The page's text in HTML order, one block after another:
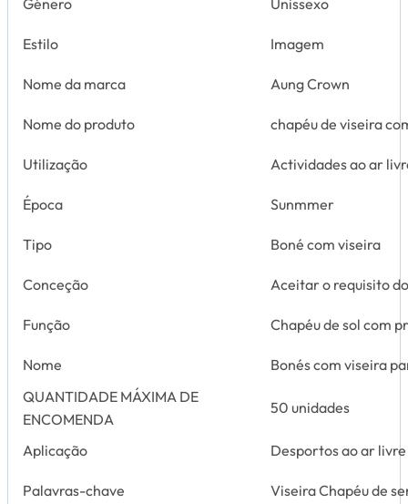
Estilo Imagem
Nome da marca Aung Crown
Nome do produto chapéu de viseira
Utilização Actividades ao ar
Época Sunmmer
Tipo Boné com viseira
Conceção Aceitar o requisito
Função Chapéu de sol com
Nome
Bonés com viseira
QUANTIDADE MÁXIMA DE
ENCOMENDA
50 unidades
Aplicação Desportos ao ar
Palavras-chave Viseira Chapéu de